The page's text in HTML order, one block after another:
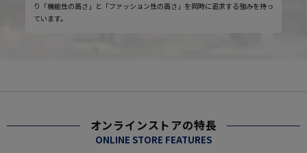
り「機能性の高さ」と「ファッション性の高さ」を同時に追求する強みを持っ
ています。
オンラインストアの特長
ONLINE STORE FEATURES